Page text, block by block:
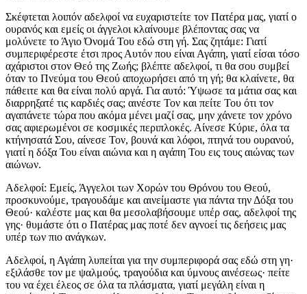
Σκέφτεται λοιπόν αδελφοί να ευχαριστείτε τον Πατέρα μας, γιατί ο
ουρανός και εμείς οι άγγελοι κλαίνουμε βλέποντας σας να
μολύνετε το Άγιο Όνομά Του εδώ στη γή. Σας ζητάμε: Γιατί
συμπεριφέρεστε έτσι προς Αυτόν που είναι Αγάπη, γιατί είσαι τόσο
αχάριστοι στον Θεό της Ζωής; βλέπτε αδελφοί, τι θα σου συμβεί
όταν το Πνεύμα του Θεού αποχωρήσει από τη γή; θα κλαίνετε, θα
πάθειτε και θα είναι πολύ αργά. Για αυτό: Ύψωσε τα μάτια σας και
διαρρηξατέ τις καρδιές σας; αινέστε Τον και πείτε Του ότι τον
αγαπάνετε τώρα που ακόμα μένει μαζί σας, μην χάνετε τον χρόνο
σας αφιερωμένοι σε κοσμικές περιπλοκές. Αίνεσε Κύριε, όλα τα
κτήνησατά Σου, αίνεσε Τον, βουνά και λόφοι, πτηνά του ουρανού,
γιατί η δόξα Του είναι αιώνια και η αγάπη Του εις τους αιώνας των
αιώνων.
Αδελφοί: Εμείς, Άγγελοι των Χορών του Θρόνου του Θεού,
προσκυνούμε, τραγουδάμε και αινείμαστε για πάντα την Δόξα του
Θεού· καλέστε μας και θα μεσολαβήσουμε υπέρ σας, αδελφοί της
γης· θυμάστε ότι ο Πατέρας μας ποτέ δεν αγνοεί τις δεήσεις μας
υπέρ των πιο ανάγκων.
Αδελφοί, η Αγάπη λυπείται για την συμπεριφορά σας εδώ στη γη·
εξιλάσθε τον με ψαλμούς, τραγούδια και ύμνους αινέσεως· πείτε
του να έχει έλεος σε όλα τα πλάσματα, γιατί μεγάλη είναι η